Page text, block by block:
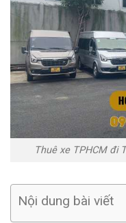
Thuê xe TPHCM đi
Nội dung bài viết